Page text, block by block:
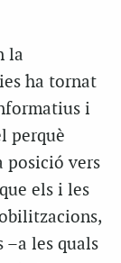
la
ha tornat
i
perquè
posició vers
els i les
–a les quals